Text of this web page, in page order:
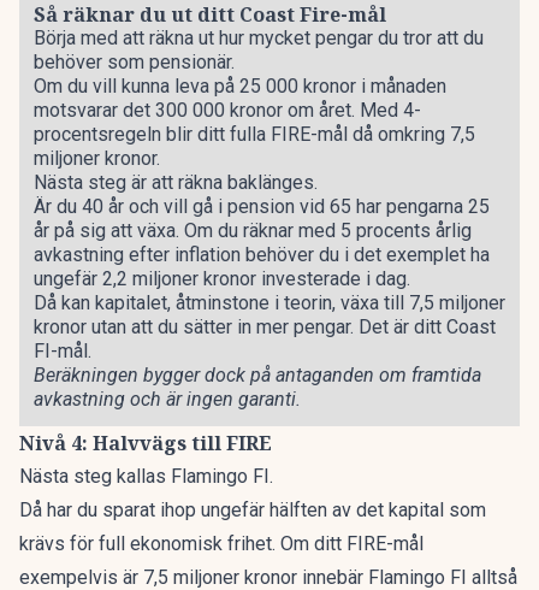
Så räknar du ut ditt Coast Fire-mål
Börja med att räkna ut hur mycket pengar du tror att du
behöver som pensionär.
Om du vill kunna leva på 25 000 kronor i månaden
motsvarar det 300 000 kronor om året. Med 4-
procentsregeln blir ditt fulla FIRE-mål då omkring 7,5
miljoner kronor.
Nästa steg är att räkna baklänges.
Är du 40 år och vill gå i pension vid 65 har pengarna 25
år på sig att växa. Om du räknar med 5 procents årlig
avkastning efter inflation behöver du i det exemplet ha
ungefär 2,2 miljoner kronor investerade i dag.
Då kan kapitalet, åtminstone i teorin, växa till 7,5 miljoner
kronor utan att du sätter in mer pengar. Det är ditt Coast
FI-mål.
Beräkningen bygger dock på antaganden om framtida
avkastning och är ingen garanti.
Nivå 4: Halvvägs till FIRE
Nästa steg kallas Flamingo FI.
Då har du sparat ihop ungefär hälften av det kapital som
krävs för full ekonomisk frihet. Om ditt FIRE-mål
exempelvis är 7,5 miljoner kronor innebär Flamingo FI alltså